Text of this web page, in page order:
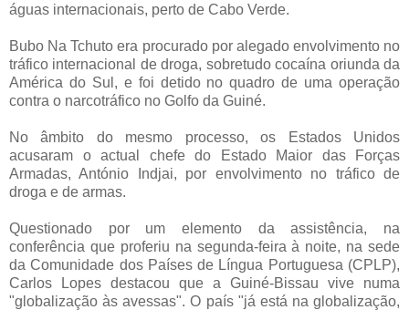
águas internacionais, perto de Cabo Verde.
Bubo Na Tchuto era procurado por alegado envolvimento no
tráfico internacional de droga, sobretudo cocaína oriunda da
América do Sul, e foi detido no quadro de uma operação
contra o narcotráfico no Golfo da Guiné.
No âmbito do mesmo processo, os Estados Unidos
acusaram o actual chefe do Estado Maior das Forças
Armadas, António Indjai, por envolvimento no tráfico de
droga e de armas.
Questionado por um elemento da assistência, na
conferência que proferiu na segunda-feira à noite, na sede
da Comunidade dos Países de Língua Portuguesa (CPLP),
Carlos Lopes destacou que a Guiné-Bissau vive numa
"globalização às avessas". O país "já está na globalização,